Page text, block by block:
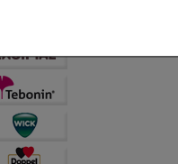
Diese Cookies
beispielsweise für die
Statistik & Tracking:
sammeln, mit deren Hilfe wir
auch die Werbung auf
teilweise an Dritte wie z.B.